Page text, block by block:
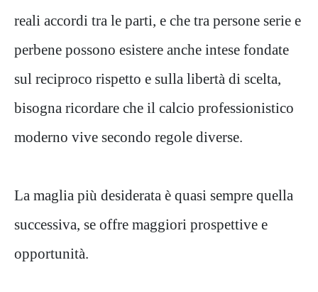
reali accordi tra le parti, e che tra persone serie e
perbene possono esistere anche intese fondate
sul reciproco rispetto e sulla libertà di scelta,
bisogna ricordare che il calcio professionistico
moderno vive secondo regole diverse.
La maglia più desiderata è quasi sempre quella
successiva, se offre maggiori prospettive e
opportunità.